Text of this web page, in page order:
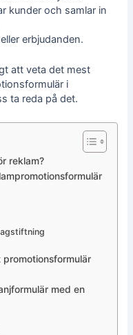
kunder och samlar in
erbjudanden.
att veta det mest
i
ta reda på det.
reklam?
med en